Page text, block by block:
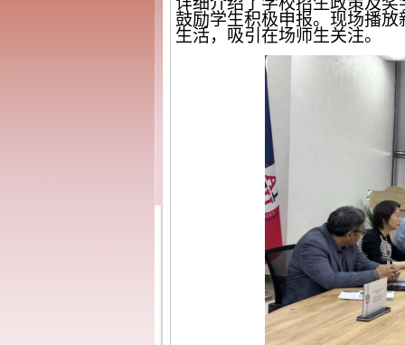
鼓励学生积极申报。现场播
生活，吸引在场师生关注。